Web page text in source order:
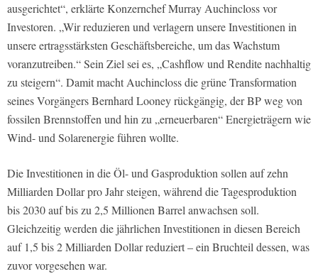
ausgerichtet“, erklärte Konzernchef Murray Auchincloss vor
Investoren. „Wir reduzieren und verlagern unsere Investitionen in
unsere ertragsstärksten Geschäftsbereiche, um das Wachstum
voranzutreiben.“ Sein Ziel sei es, „Cashflow und Rendite nachhaltig
zu steigern“. Damit macht Auchincloss die grüne Transformation
seines Vorgängers Bernhard Looney rückgängig, der BP weg von
fossilen Brennstoffen und hin zu „erneuerbaren“ Energieträgern wie
Wind- und Solarenergie führen wollte.
Die Investitionen in die Öl- und Gasproduktion sollen auf zehn
Milliarden Dollar pro Jahr steigen, während die Tagesproduktion
bis 2030 auf bis zu 2,5 Millionen Barrel anwachsen soll.
Gleichzeitig werden die jährlichen Investitionen in diesen Bereich
auf 1,5 bis 2 Milliarden Dollar reduziert – ein Bruchteil dessen, was
zuvor vorgesehen war.